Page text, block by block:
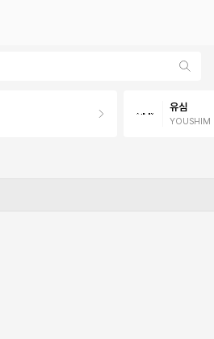
유심
YOUSHIM